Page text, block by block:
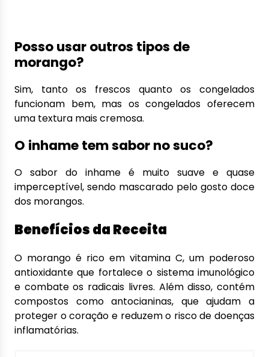
Posso usar outros tipos de
morango?
Sim, tanto os frescos quanto os congelados
funcionam bem, mas os congelados oferecem
uma textura mais cremosa.
O inhame tem sabor no suco?
O sabor do inhame é muito suave e quase
imperceptível, sendo mascarado pelo gosto doce
dos morangos.
Benefícios da Receita
O morango é rico em vitamina C, um poderoso
antioxidante que fortalece o sistema imunológico
e combate os radicais livres. Além disso, contém
compostos como antocianinas, que ajudam a
proteger o coração e reduzem o risco de doenças
inflamatórias.